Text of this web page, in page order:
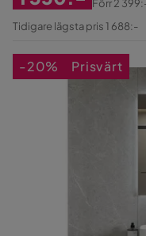
Rabatterat
Original
Förr2
Tidigare lägsta pris 1 688:-
-20% Prisvärt